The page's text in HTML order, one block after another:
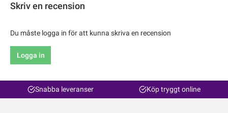
Skriv en recension
Du måste logga in för att kunna skriva en recension
Logga in
Snabba leveranser Köp tryggt online